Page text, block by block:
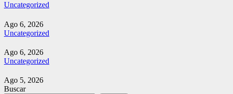
Uncategorized
Ago 6, 2026
Uncategorized
Ago 6, 2026
Uncategorized
Ago 5, 2026
Buscar